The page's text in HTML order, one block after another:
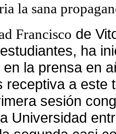
la sana
Francisco de
ha
la prensa en
receptiva a este
sesión
Universidad